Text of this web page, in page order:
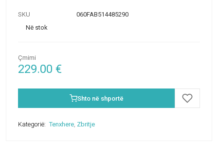
SKU
060FAB514485290
Në stok
Çmimi
229.00 €
Shto në shportë
Kategorië: Tenxhere, Zbritje